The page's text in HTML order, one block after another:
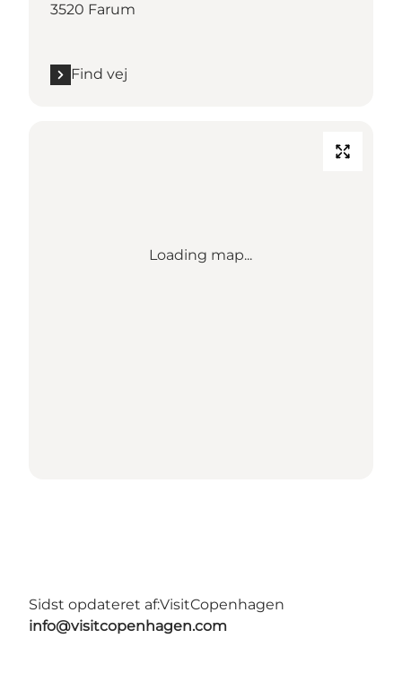
3520 Farum
Find vej
Loading map...
Sidst opdateret af:VisitCopenhagen
info@visitcopenhagen.com